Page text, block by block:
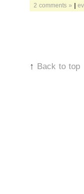
2 comments » |
↑ Back to top